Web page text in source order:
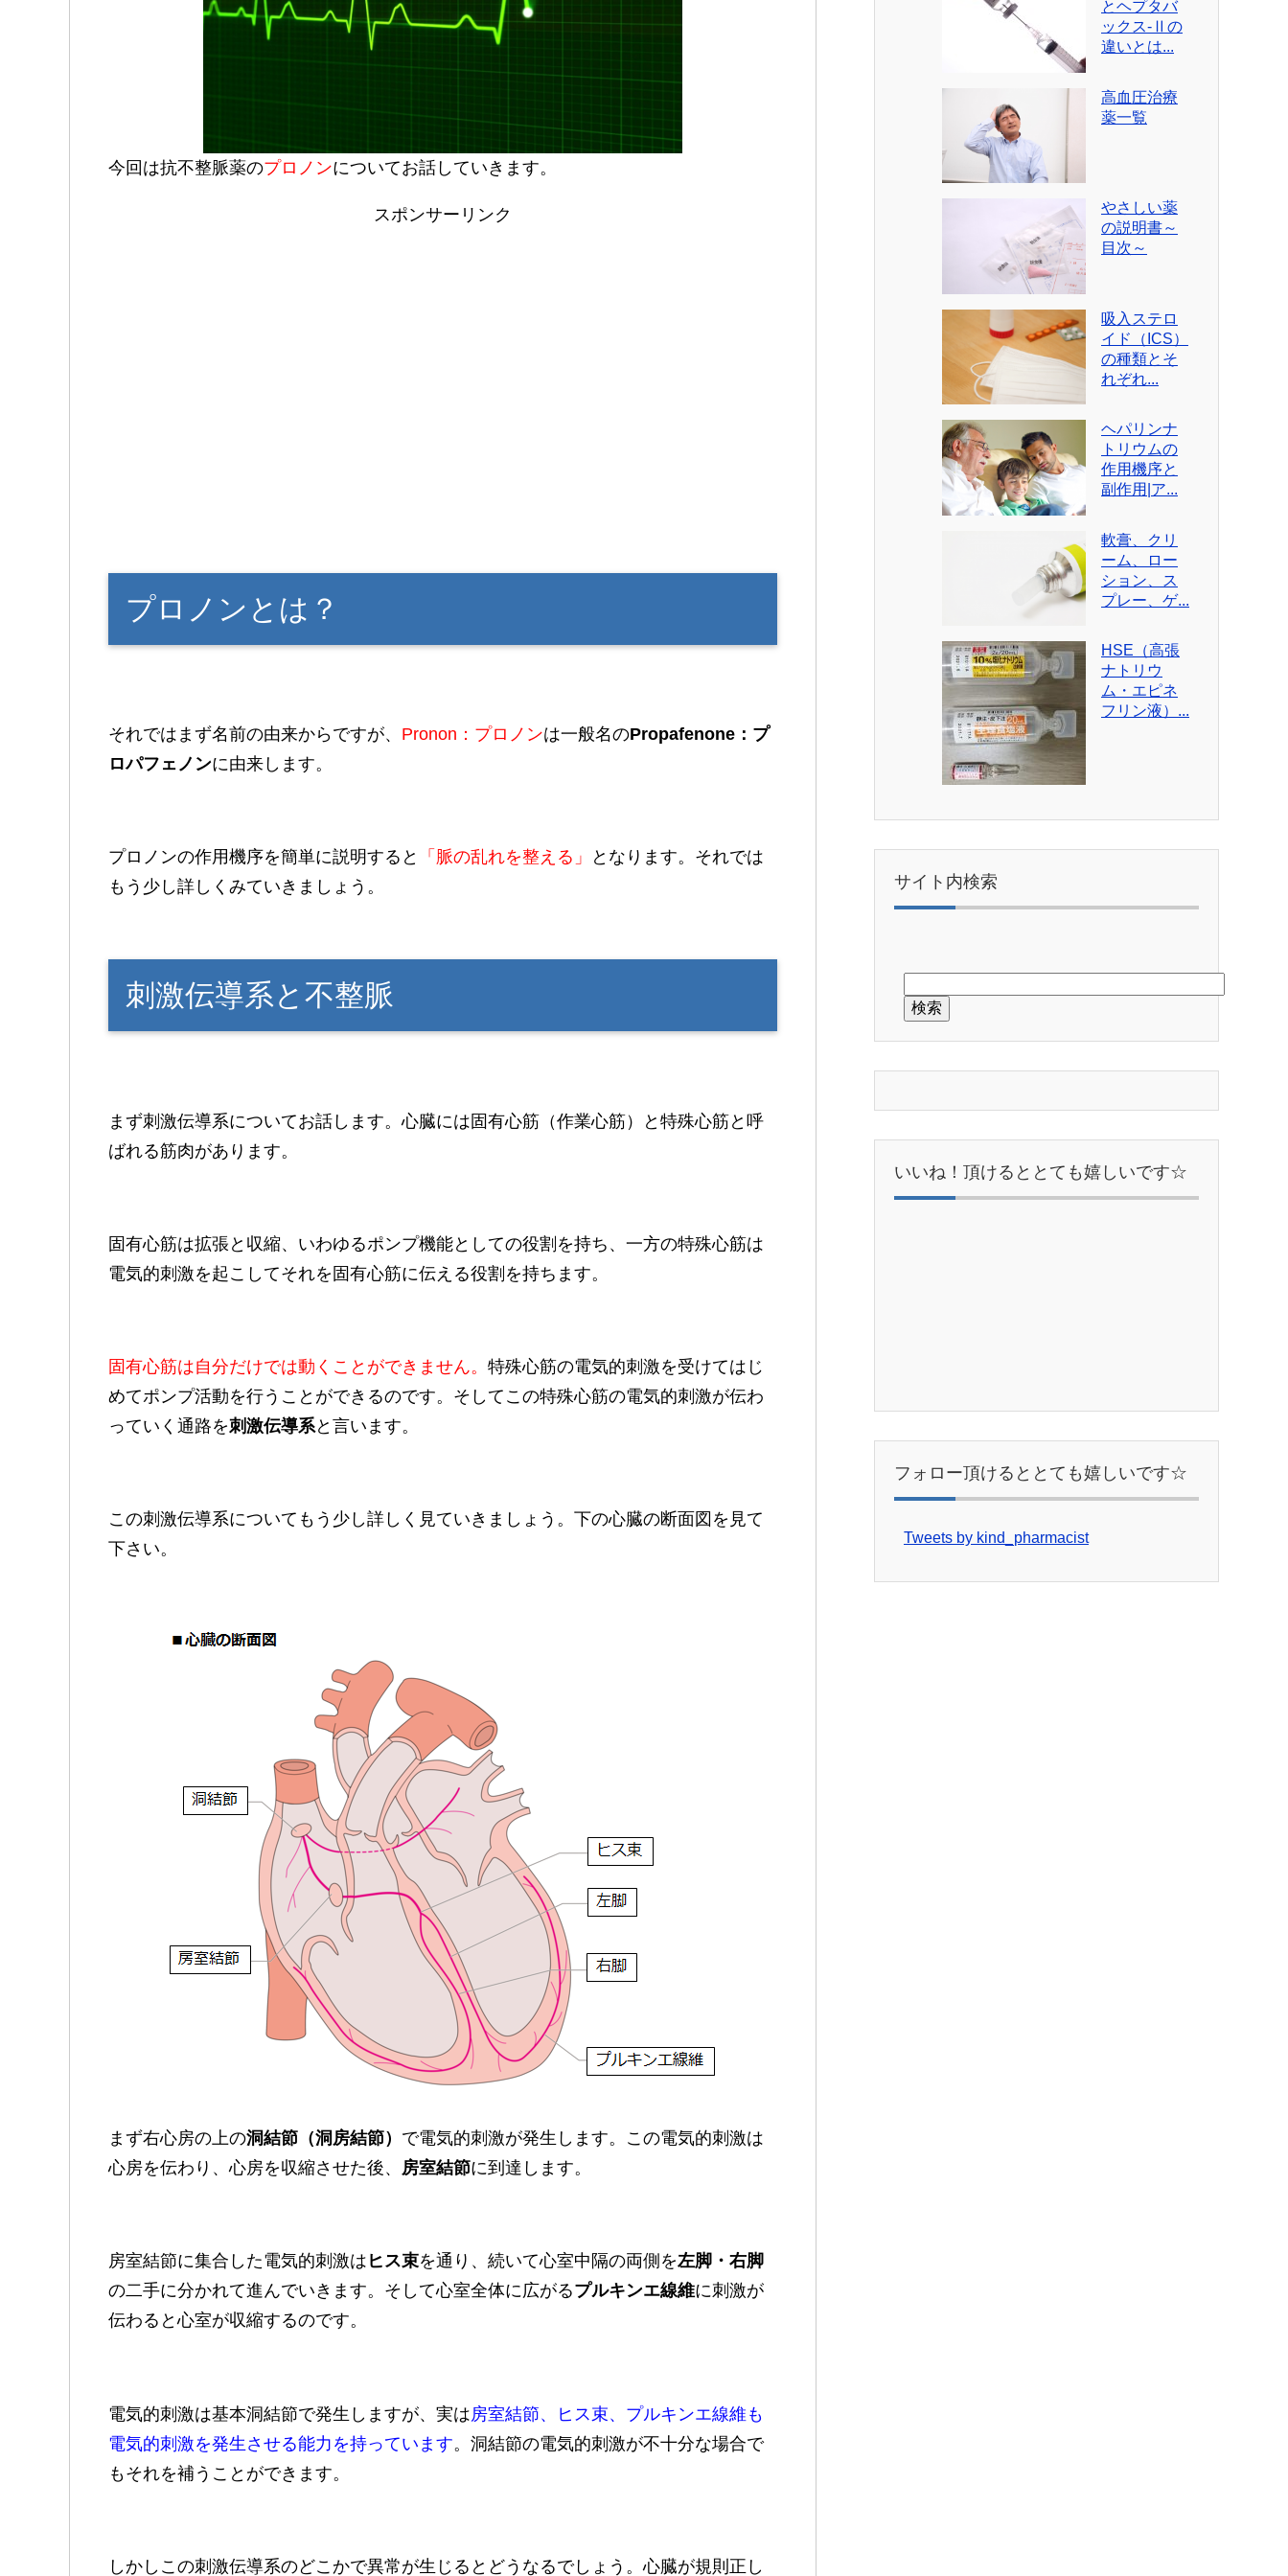
今回は抗不整脈薬のプロノンについてお話していきます。
スポンサーリンク
プロノンとは？
それではまず名前の由来からですが、 Pronon：プロノンは一般名のPropafenone：プ
ロパフェノンに由来します。
プロノンの作用機序を簡単に説明すると 「脈の乱れを整える」
となります。それでは
もう少し詳しくみていきましょう。
刺激伝導系と不整脈
まず刺激伝導系についてお話します。心臓には固有心筋（作業心筋）と特殊心筋と呼
ばれる筋肉があります。
固有心筋は拡張と収縮、いわゆるポンプ機能としての役割を持ち、一方の特殊心筋は
電気的刺激を起こしてそれを固有心筋に伝える役割を持ちます。
固有心筋は自分だけでは動くことができません。 特殊心筋の電気的刺激を受けてはじ
めてポンプ活動を行うことができるのです。そしてこの特殊心筋の電気的刺激が伝わ
っていく通路を刺激伝導系と言います。
この刺激伝導系についてもう少し詳しく見ていきましょう。下の心臓の断面図を見て
下さい。
まず右心房の上の洞結節（洞房結節） で電気的刺激が発生します。この電気的刺激は
心房を伝わり、心房を収縮させた後、 房室結節に到達します。
房室結節に集合した電気的刺激は ヒス束を通り、続いて心室中隔の両側を左脚・右脚
の二手に分かれて進んでいきます。そして心室全体に広がるプルキンエ線維に刺激が
伝わると心室が収縮するのです。
電気的刺激は基本洞結節で発生しますが、実は房室結節、ヒス束、プルキンエ線維も
電気的刺激を発生させる能力を持っています。洞結節の電気的刺激が不十分な場合で
もそれを補うことができます。
しかしこの刺激伝導系のどこかで異常が生じるとどうなるでしょう。心臓が規則正し
とヘプタバ
ックス-Ⅱの
違いとは...
高血圧治療
薬一覧
やさしい薬
の説明書～
目次～
吸入ステロ
イド（ICS）
の種類とそ
れぞれ...
ヘパリンナ
トリウムの
作用機序と
副作用|ア...
軟膏、クリ
ーム、ロー
ション、ス
プレー、ゲ...
HSE（高張
ナトリウ
ム・エピネ
フリン液）...
サイト内検索
いいね！頂けるととても嬉しいです☆
フォロー頂けるととても嬉しいです☆
Tweets by kind_pharmacist